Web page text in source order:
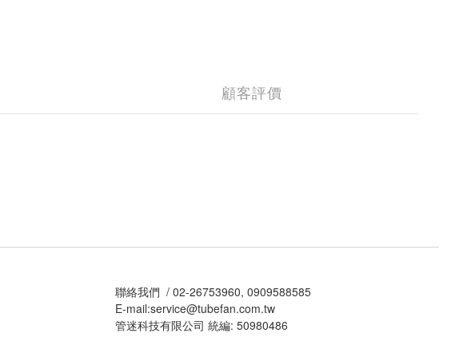
顧客評價
聯絡我們 / 02-26753960, 0909588585
E-mail:service@tubefan.com.tw
管迷科技有限公司 統編: 50980486